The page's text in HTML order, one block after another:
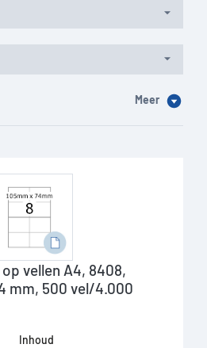
Meer
vellen A4, 8408,
mm, 500 vel/4.000
Inhoud